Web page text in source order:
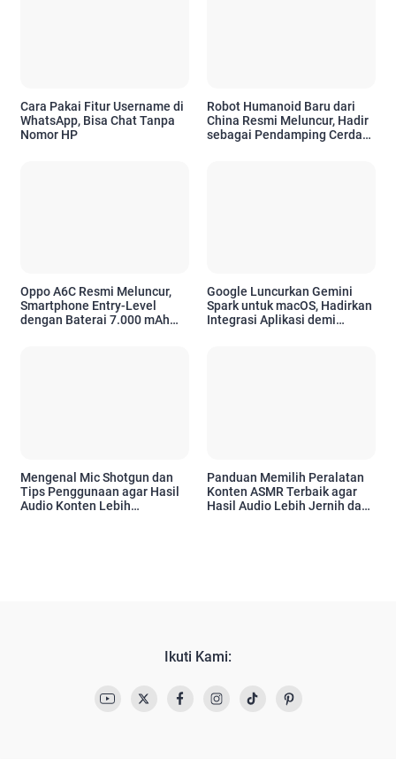
Cara Pakai Fitur Username di
WhatsApp, Bisa Chat Tanpa
Nomor HP
Robot Humanoid Baru dari
China Resmi Meluncur, Hadir
sebagai Pendamping Cerdas
Oppo A6C Resmi Meluncur,
Smartphone Entry-Level
dengan Baterai 7.000 mAh
Google Luncurkan Gemini
Spark untuk macOS, Hadirkan
Integrasi Aplikasi demi
Mengenal Mic Shotgun dan
Tips Penggunaan agar Hasil
Audio Konten Lebih
Panduan Memilih Peralatan
Konten ASMR Terbaik agar
Hasil Audio Lebih Jernih dan
Ikuti Kami: